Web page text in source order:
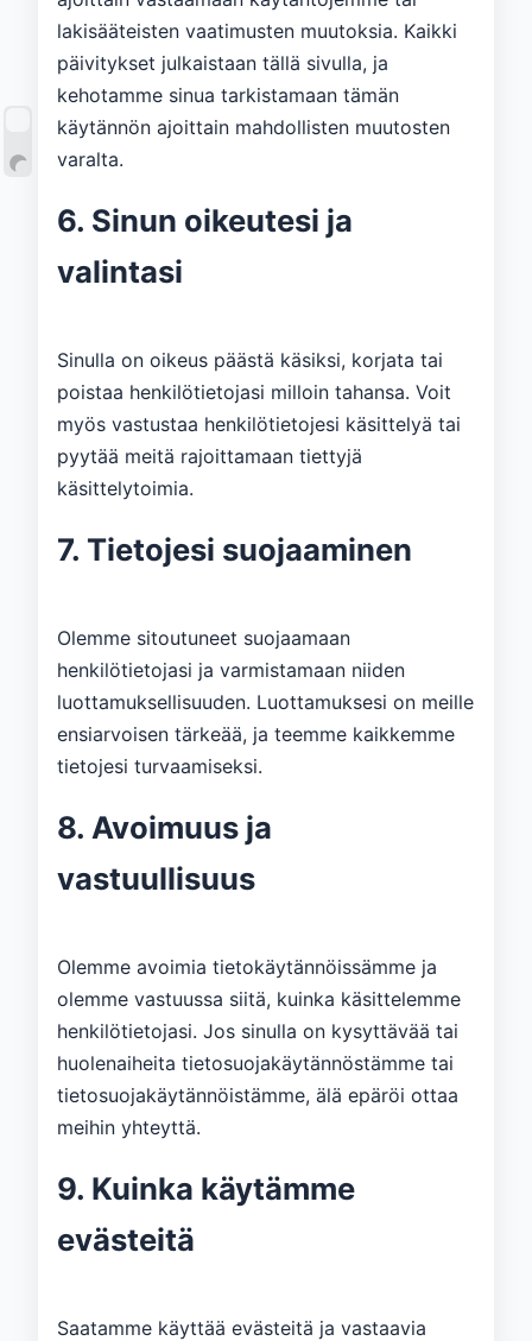
lakisääteisten vaatimusten muutoksia. Kaikki
päivitykset julkaistaan ​​tällä sivulla, ja
kehotamme sinua tarkistamaan tämän
käytännön ajoittain mahdollisten muutosten
varalta.
6. Sinun oikeutesi ja
valintasi
Sinulla on oikeus päästä käsiksi, korjata tai
poistaa henkilötietojasi milloin tahansa. Voit
myös vastustaa henkilötietojesi käsittelyä tai
pyytää meitä rajoittamaan tiettyjä
käsittelytoimia.
7. Tietojesi suojaaminen
Olemme sitoutuneet suojaamaan
henkilötietojasi ja varmistamaan niiden
luottamuksellisuuden. Luottamuksesi on meille
ensiarvoisen tärkeää, ja teemme kaikkemme
tietojesi turvaamiseksi.
8. Avoimuus ja
vastuullisuus
Olemme avoimia tietokäytännöissämme ja
olemme vastuussa siitä, kuinka käsittelemme
henkilötietojasi. Jos sinulla on kysyttävää tai
huolenaiheita tietosuojakäytännöstämme tai
tietosuojakäytännöistämme, älä epäröi ottaa
meihin yhteyttä.
9. Kuinka käytämme
evästeitä
Saatamme käyttää evästeitä ja vastaavia